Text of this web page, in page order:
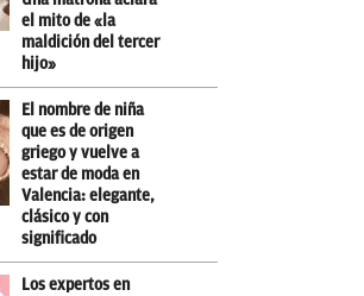
el mito de «la
maldición del tercer
hijo»
El nombre de niña
que es de origen
griego y vuelve a
estar de moda en
Valencia: elegante,
clásico y con
significado
Los expertos en